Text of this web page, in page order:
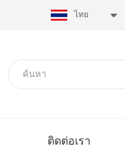
ไทย
ติดต่อเรา